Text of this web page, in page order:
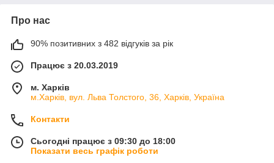
Про нас
90% позитивних з 482 відгуків за рік
Працює з 20.03.2019
м. Харків
м.Харків, вул. Льва Толстого, 36, Харків, Україна
Контакти
Сьогодні працює з 09:30 до 18:00
Показати весь графік роботи